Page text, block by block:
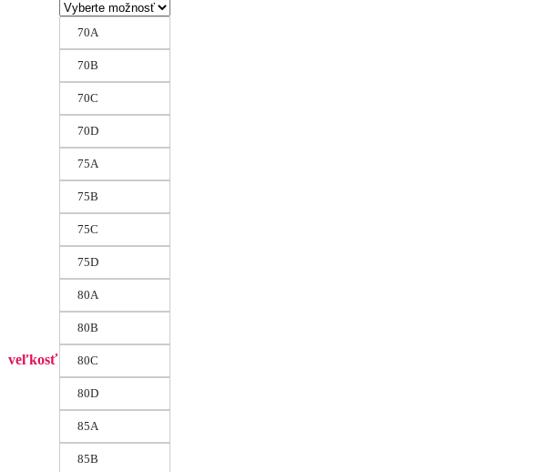
veľkosť
70A
70B
70C
70D
75A
75B
75C
75D
80A
80B
80C
80D
85A
85B